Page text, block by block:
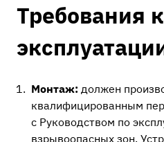
Требования к
Монтаж: должен
квалифицированным
с Руководством по
взрывоопасных зон.